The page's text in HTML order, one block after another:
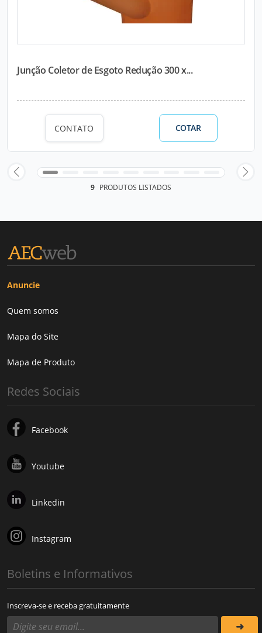
Junção Coletor de Esgoto Redução 300 x...
CONTATO COTAR
9 PRODUTOS LISTADOS
Anuncie
Quem somos
Mapa do Site
Mapa de Produto
Redes Sociais
Facebook
Youtube
Linkedin
Instagram
Boletins e Informativos
Inscreva-se e receba gratuitamente